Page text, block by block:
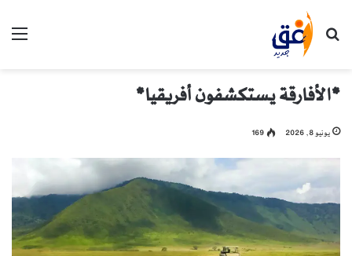
بحث عن
*الأفارقة يستكشفون أفريقيا*
يونيو 8, 2026 169